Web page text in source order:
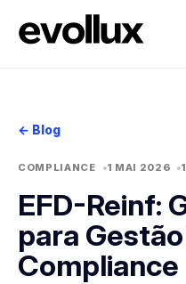
← Blog
COMPLIANCE 1 MAI 2026
EFD-Reinf:
para
Compliance